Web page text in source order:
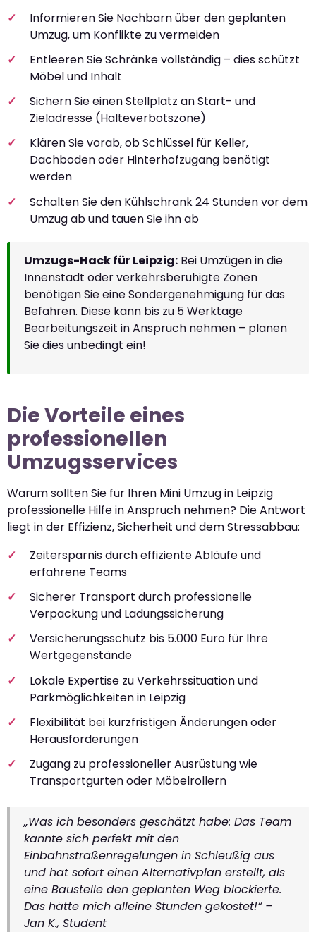
Informieren Sie Nachbarn über den geplanten
Umzug, um Konflikte zu vermeiden
Entleeren Sie Schränke vollständig – dies schützt
Möbel und Inhalt
Sichern Sie einen Stellplatz an Start- und
Zieladresse (Halteverbotszone)
Klären Sie vorab, ob Schlüssel für Keller,
Dachboden oder Hinterhofzugang benötigt
werden
Schalten Sie den Kühlschrank 24 Stunden vor dem
Umzug ab und tauen Sie ihn ab
Umzugs-Hack für Leipzig: Bei Umzügen in die
Innenstadt oder verkehrsberuhigte Zonen
benötigen Sie eine Sondergenehmigung für das
Befahren. Diese kann bis zu 5 Werktage
Bearbeitungszeit in Anspruch nehmen – planen
Sie dies unbedingt ein!
Die Vorteile eines
professionellen
Umzugsservices
Warum sollten Sie für Ihren Mini Umzug in Leipzig
professionelle Hilfe in Anspruch nehmen? Die Antwort
liegt in der Effizienz, Sicherheit und dem Stressabbau:
Zeitersparnis durch effiziente Abläufe und
erfahrene Teams
Sicherer Transport durch professionelle
Verpackung und Ladungssicherung
Versicherungsschutz bis 5.000 Euro für Ihre
Wertgegenstände
Lokale Expertise zu Verkehrssituation und
Parkmöglichkeiten in Leipzig
Flexibilität bei kurzfristigen Änderungen oder
Herausforderungen
Zugang zu professioneller Ausrüstung wie
Transportgurten oder Möbelrollern
„Was ich besonders geschätzt habe: Das Team
kannte sich perfekt mit den
Einbahnstraßenregelungen in Schleußig aus
und hat sofort einen Alternativplan erstellt, als
eine Baustelle den geplanten Weg blockierte.
Das hätte mich alleine Stunden gekostet!“ –
Jan K., Student